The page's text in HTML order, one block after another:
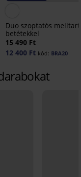
Duo szoptatós
betétekkel
15 490 Ft
12 400 Ft kód: BRA20